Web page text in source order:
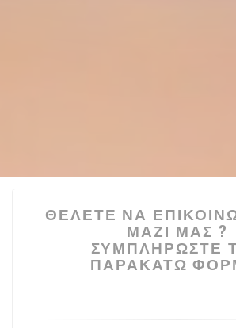
ΘΈΛΕΤΕ ΝΑ
ΜΑΖΊ ΜΑΣ ?
ΣΥΜΠΛΗΡΏΣΤΕ
ΠΑΡΑΚΆΤΩ